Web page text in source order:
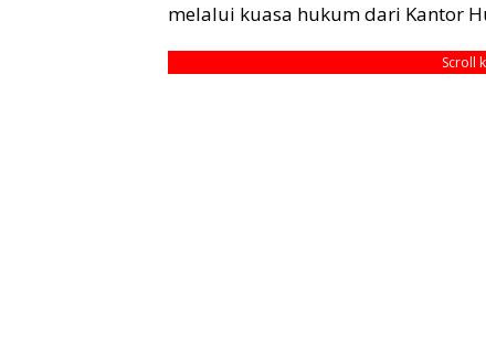
melalui kuasa hukum dari Kantor
Scroll